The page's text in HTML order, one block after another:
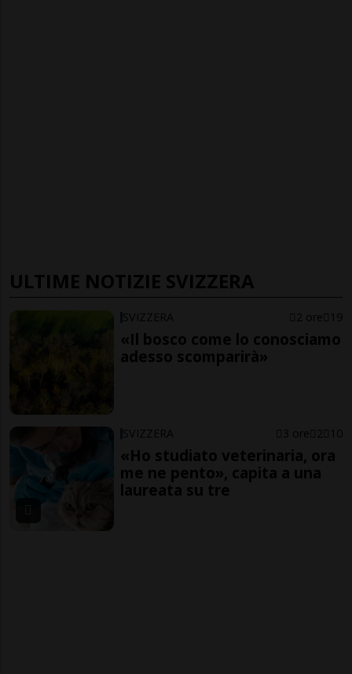
ULTIME NOTIZIE SVIZZERA
SVIZZERA 2 ore 19
«Il bosco come lo conosciamo
adesso scomparirà»
SVIZZERA 3 ore 2 10
«Ho studiato veterinaria, ora
me ne pento», capita a una
laureata su tre